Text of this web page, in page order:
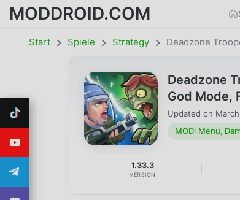
MODDROID.COM
Start Spiele Strategy Deadzone
Deadzone
God Mode,
Updated on
MOD: Menu,
1.33.3
VERSION